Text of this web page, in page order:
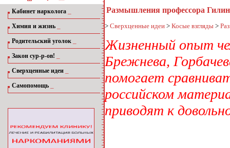
Кабинет нарколога
Химия и жизнь
Родительский уголок
Закон сур-р-ов!
Сверхценные идеи
Самопомощь
Размышления профессора
> Сверхценные идеи > Косые взгляды >
Жизненный опыт
Брежнева,
помогает
российском
приводят к